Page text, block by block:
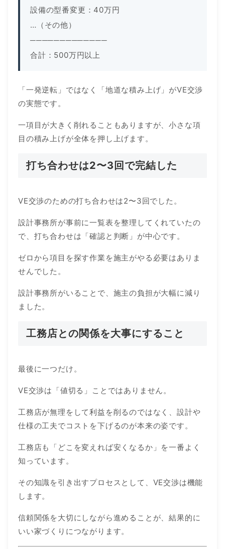
設備の型番変更：40万円
…（その他）
─────────────
合計：500万円以上
「一発逆転」ではなく「地道な積み上げ」がVE交渉
の実態です。
一項目が大きく削れることもありますが、小さな項
目の積み上げが全体を押し上げます。
打ち合わせは2〜3回で完結した
VE交渉のための打ち合わせは2〜3回でした。
設計事務所が事前に一覧表を整理してくれていたの
で、打ち合わせは「確認と判断」が中心です。
ゼロから項目を探す作業を施主がやる必要はありま
せんでした。
設計事務所がいることで、施主の負担が大幅に減り
ました。
工務店との関係を大事にすること
最後に一つだけ。
VE交渉は「値切る」ことではありません。
工務店が無理をして利益を削るのではなく、設計や
仕様の工夫でコストを下げるのが本来の姿です。
工務店も「どこを変えれば安くなるか」を一番よく
知っています。
その知識を引き出すプロセスとして、VE交渉は機能
します。
信頼関係を大切にしながら進めることが、結果的に
いい家づくりにつながります。